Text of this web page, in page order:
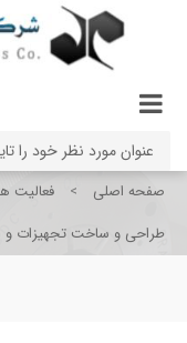
صفحه اصلی > فعالیت
طراحی و ساخت تجهیزات و